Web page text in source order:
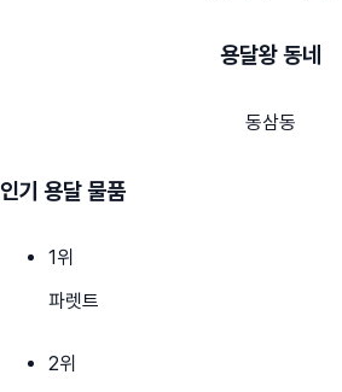
용달왕 동네
동삼동
인기 용달 물품
1위
파렛트
2위